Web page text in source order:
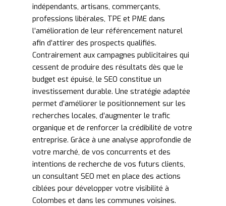
indépendants, artisans, commerçants,
professions libérales, TPE et PME dans
l’amélioration de leur référencement naturel
afin d’attirer des prospects qualifiés.
Contrairement aux campagnes publicitaires qui
cessent de produire des résultats dès que le
budget est épuisé, le SEO constitue un
investissement durable. Une stratégie adaptée
permet d’améliorer le positionnement sur les
recherches locales, d’augmenter le trafic
organique et de renforcer la crédibilité de votre
entreprise. Grâce à une analyse approfondie de
votre marché, de vos concurrents et des
intentions de recherche de vos futurs clients,
un consultant SEO met en place des actions
ciblées pour développer votre visibilité à
Colombes et dans les communes voisines.